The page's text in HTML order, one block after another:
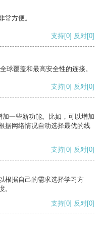
常方便。
支持[0] 反对[0]
球覆盖和最高安全性的连接。
支持[0] 反对[0]
一些新功能。比如，可以增加
据网络情况自动选择最优的线
支持[0] 反对[0]
根据自己的需求选择学习方
。
支持[0] 反对[0]